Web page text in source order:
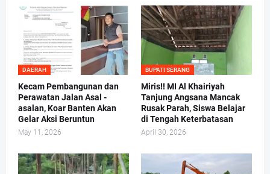
DAERAH
Kecam Pembangunan dan
Perawatan Jalan Asal -
asalan, Koar Banten Akan
Gelar Aksi Beruntun
May 11, 2026
BUPATI SERANG
Miris!! MI Al Khairiyah
Tanjung Angsana Mancak
Rusak Parah, Siswa Belajar
di Tengah Keterbatasan
April 30, 2026